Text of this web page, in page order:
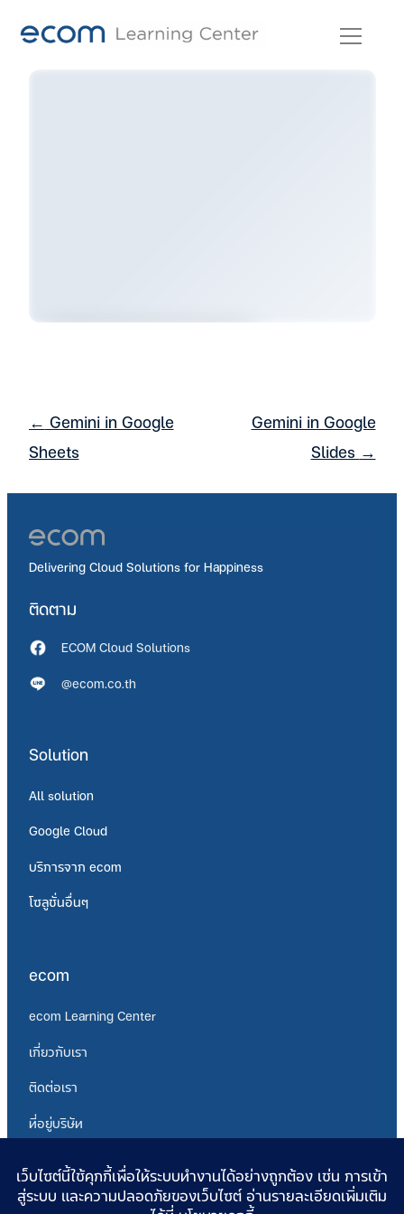
content
เข้าสู่ระบบ
Post
navigation
← Gemini in Google
Sheets
Gemini in Google
Slides →
Delivering Cloud Solutions for Happiness
Solution
All solution
Google Cloud
บริการจาก ecom
โซลูชั่นอื่นๆ
ecom
ecom Learning Center
เกี่ยวกับเรา
ติดต่อเรา
ที่อยู่บริษัท
ติดตาม
ECOM Cloud Solutions
@ecom.co.th
นโยบายความเป็นส่วนตัว